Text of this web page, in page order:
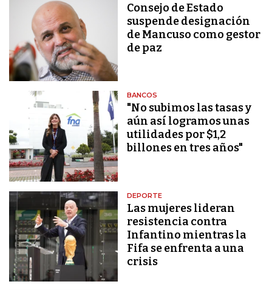
Consejo de Estado
suspende designación
de Mancuso como gestor
de paz
BANCOS
"No subimos las tasas y
aún así logramos unas
utilidades por $1,2
billones en tres años"
DEPORTE
Las mujeres lideran
resistencia contra
Infantino mientras la
Fifa se enfrenta a una
crisis